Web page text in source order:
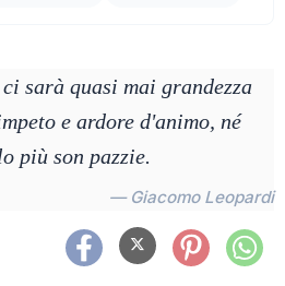
sarà quasi mai grandezza
e ardore d'animo, né
più son pazzie.
— Giacomo Leopardi